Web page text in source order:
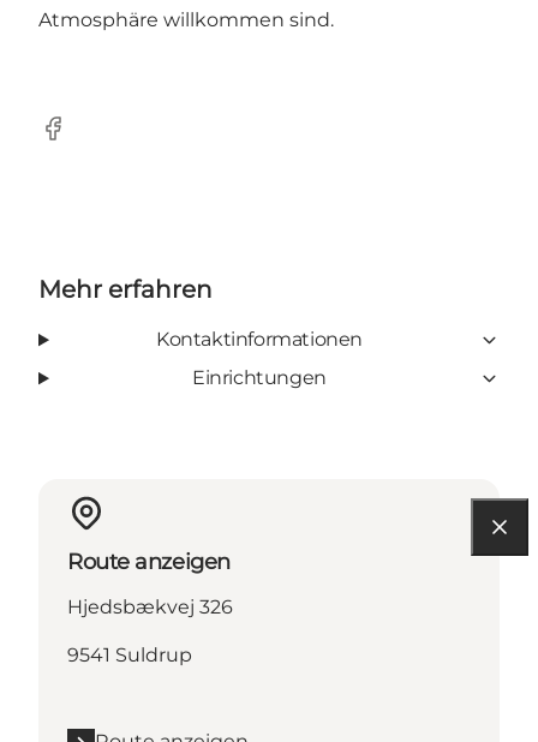
Atmosphäre willkommen sind.
Facebook
Mehr erfahren
Kontaktinformationen
Einrichtungen
Route anzeigen
Hjedsbækvej 326
9541 Suldrup